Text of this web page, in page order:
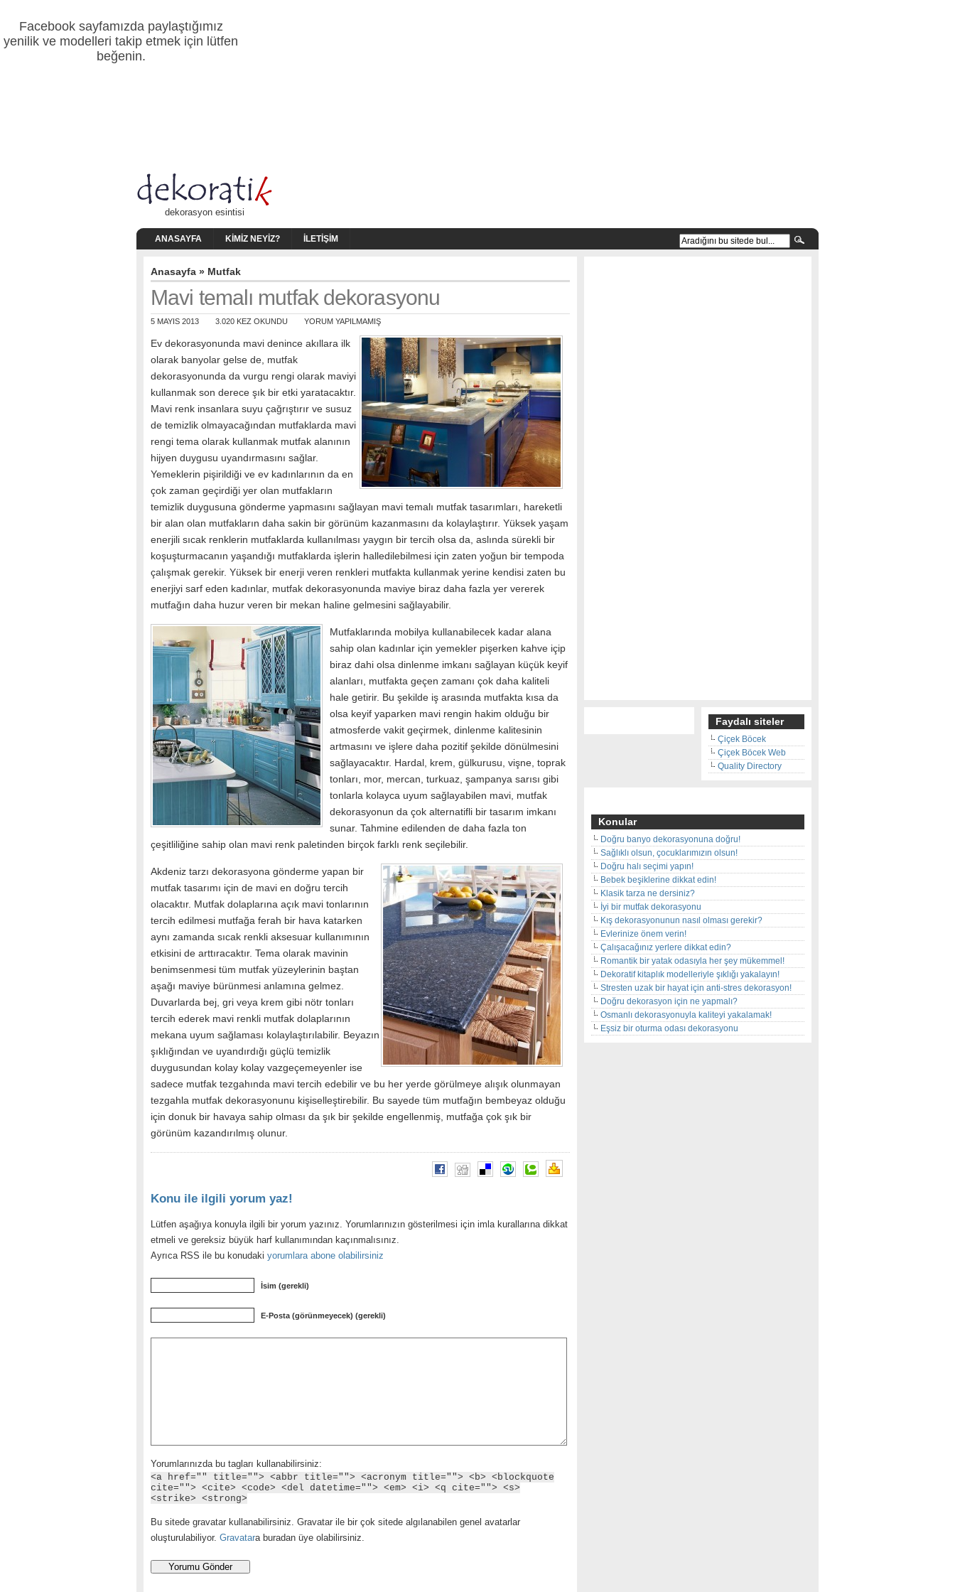
Facebook sayfamızda paylaştığımız
yenilik ve modelleri takip etmek için lütfen
beğenin.
dekorasyon esintisi
ANASAYFA KIMIZ NEYIZ? İLETIŞIM
Anasayfa » Mutfak
Mavi temalı mutfak dekorasyonu
5 MAYIS 2013 3.020 KEZ OKUNDU YORUM YAPILMAMIŞ
Ev dekorasyonunda mavi denince akıllara ilk
olarak banyolar gelse de, mutfak
dekorasyonunda da vurgu rengi olarak maviyi
kullanmak son derece şık bir etki yaratacaktır.
Mavi renk insanlara suyu çağrıştırır ve susuz
de temizlik olmayacağından mutfaklarda mavi
rengi tema olarak kullanmak mutfak alanının
hijyen duygusu uyandırmasını sağlar.
Yemeklerin pişirildiği ve ev kadınlarının da en
çok zaman geçirdiği yer olan mutfakların
temizlik duygusuna gönderme yapmasını sağlayan mavi temalı mutfak tasarımları, hareketli
bir alan olan mutfakların daha sakin bir görünüm kazanmasını da kolaylaştırır. Yüksek yaşam
enerjili sıcak renklerin mutfaklarda kullanılması yaygın bir tercih olsa da, aslında sürekli bir
koşuşturmacanın yaşandığı mutfaklarda işlerin halledilebilmesi için zaten yoğun bir tempoda
çalışmak gerekir. Yüksek bir enerji veren renkleri mutfakta kullanmak yerine kendisi zaten bu
enerjiyi sarf eden kadınlar, mutfak dekorasyonunda maviye biraz daha fazla yer vererek
mutfağın daha huzur veren bir mekan haline gelmesini sağlayabilir.
Mutfaklarında mobilya kullanabilecek kadar alana
sahip olan kadınlar için yemekler pişerken kahve içip
biraz dahi olsa dinlenme imkanı sağlayan küçük keyif
alanları, mutfakta geçen zamanı çok daha kaliteli
hale getirir. Bu şekilde iş arasında mutfakta kısa da
olsa keyif yaparken mavi rengin hakim olduğu bir
atmosferde vakit geçirmek, dinlenme kalitesinin
artmasını ve işlere daha pozitif şekilde dönülmesini
sağlayacaktır. Hardal, krem, gülkurusu, vişne, toprak
tonları, mor, mercan, turkuaz, şampanya sarısı gibi
tonlarla kolayca uyum sağlayabilen mavi, mutfak
dekorasyonun da çok alternatifli bir tasarım imkanı
sunar. Tahmine edilenden de daha fazla ton
çeşitliliğine sahip olan mavi renk paletinden birçok farklı renk seçilebilir.
Akdeniz tarzı dekorasyona gönderme yapan bir
mutfak tasarımı için de mavi en doğru tercih
olacaktır. Mutfak dolaplarına açık mavi tonlarının
tercih edilmesi mutfağa ferah bir hava katarken
aynı zamanda sıcak renkli aksesuar kullanımının
etkisini de arttıracaktır. Tema olarak mavinin
benimsenmesi tüm mutfak yüzeylerinin baştan
aşağı maviye bürünmesi anlamına gelmez.
Duvarlarda bej, gri veya krem gibi nötr tonları
tercih ederek mavi renkli mutfak dolaplarının
mekana uyum sağlaması kolaylaştırılabilir. Beyazın
şıklığından ve uyandırdığı güçlü temizlik
duygusundan kolay kolay vazgeçemeyenler ise
sadece mutfak tezgahında mavi tercih edebilir ve bu her yerde görülmeye alışık olunmayan
tezgahla mutfak dekorasyonunu kişiselleştirebilir. Bu sayede tüm mutfağın bembeyaz olduğu
için donuk bir havaya sahip olması da şık bir şekilde engellenmiş, mutfağa çok şık bir
görünüm kazandırılmış olunur.
Konu ile ilgili yorum yaz!
Lütfen aşağıya konuyla ilgili bir yorum yazınız. Yorumlarınızın gösterilmesi için imla kurallarına dikkat
etmeli ve gereksiz büyük harf kullanımından kaçınmalısınız.
Ayrıca RSS ile bu konudaki yorumlara abone olabilirsiniz
İsim (gerekli)
E-Posta (görünmeyecek) (gerekli)
Yorumlarınızda bu tagları kullanabilirsiniz:
<a href="" title=""> <abbr title=""> <acronym title=""> <b> <blockquote
cite=""> <cite> <code> <del datetime=""> <em> <i> <q cite=""> <s>
<strike> <strong>
Bu sitede gravatar kullanabilirsiniz. Gravatar ile bir çok sitede algılanabilen genel avatarlar
oluşturulabiliyor. Gravatara buradan üye olabilirsiniz.
Faydalı siteler
Çiçek Böcek
Çiçek Böcek Web
Quality Directory
Konular
Doğru banyo dekorasyonuna doğru!
Sağlıklı olsun, çocuklarımızın olsun!
Doğru halı seçimi yapın!
Bebek beşiklerine dikkat edin!
Klasik tarza ne dersiniz?
İyi bir mutfak dekorasyonu
Kış dekorasyonunun nasıl olması gerekir?
Evlerinize önem verin!
Çalışacağınız yerlere dikkat edin?
Romantik bir yatak odasıyla her şey mükemmel!
Dekoratif kitaplık modelleriyle şıklığı yakalayın!
Stresten uzak bir hayat için anti-stres dekorasyon!
Doğru dekorasyon için ne yapmalı?
Osmanlı dekorasyonuyla kaliteyi yakalamak!
Eşsiz bir oturma odası dekorasyonu